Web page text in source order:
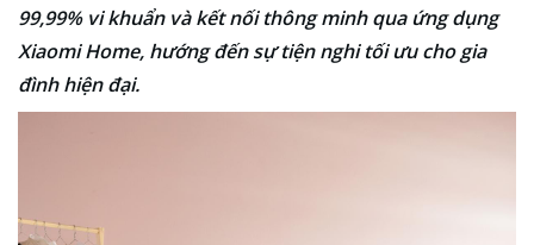
99,99% vi khuẩn và kết nối thông minh qua ứng dụng
Xiaomi Home, hướng đến sự tiện nghi tối ưu cho gia
đình hiện đại.